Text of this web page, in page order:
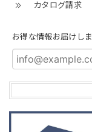
カタログ請求
お得な情報お届け